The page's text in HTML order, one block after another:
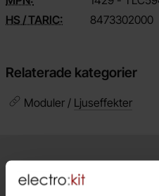
HS / TARIC:
8473302000
Relaterade kategorier
Moduler / Ljuseffekter
Kort allmän
Vi är registrerade för VOEC,